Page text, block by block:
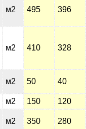
м2 495 396
м2 410 328
м2 50 40
м2 150 120
м2 350 280